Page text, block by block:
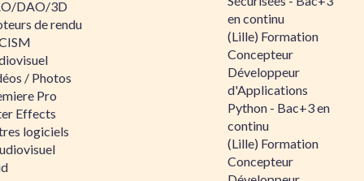
DAO/3D
de rendu
/ Photos
Pro
Effects
logiciels
en continu
(Lille) Formation
Concepteur
Développeur
d'Applications
Python - Bac+3 en
continu
(Lille) Formation
Concepteur